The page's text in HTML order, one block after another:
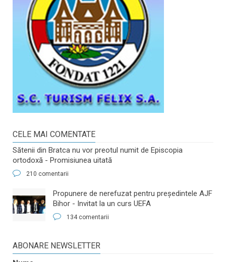
CELE MAI COMENTATE
Sătenii din Bratca nu vor preotul numit de Episcopia
ortodoxă - Promisiunea uitată
210 comentarii
​Propunere de nerefuzat pentru preşedintele AJF
Bihor - Invitat la un curs UEFA
134 comentarii
ABONARE NEWSLETTER